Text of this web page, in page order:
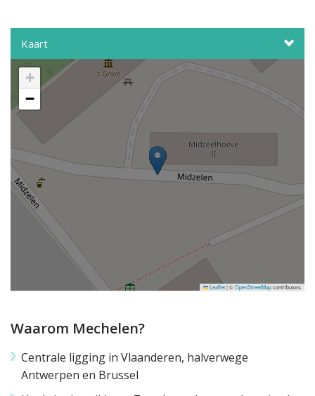
Kaart
+
−
Leaflet|©OpenStreetMapcontributors
Waarom Mechelen?
Centrale ligging in Vlaanderen, halverwege
Antwerpen en Brussel